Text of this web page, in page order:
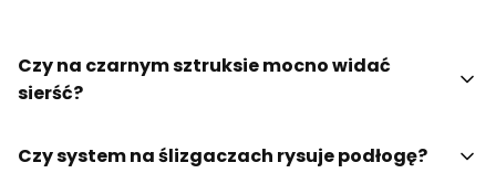
Czy na czarnym sztruksie mocno widać
sierść?
Czy system na ślizgaczach rysuje podłogę?